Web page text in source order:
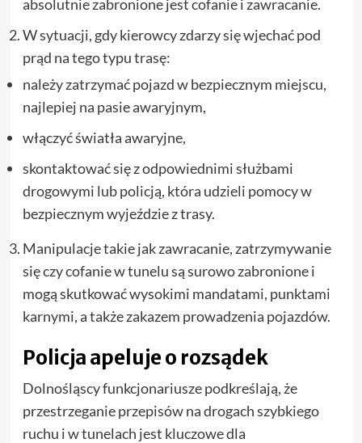
absolutnie zabronione jest cofanie i zawracanie.
W sytuacji, gdy kierowcy zdarzy się wjechać pod
prąd na tego typu trasę:
należy zatrzymać pojazd w bezpiecznym miejscu,
najlepiej na pasie awaryjnym,
włączyć światła awaryjne,
skontaktować się z odpowiednimi służbami
drogowymi lub policją, która udzieli pomocy w
bezpiecznym wyjeździe z trasy.
Manipulacje takie jak zawracanie, zatrzymywanie
się czy cofanie w tunelu są surowo zabronione i
mogą skutkować wysokimi mandatami, punktami
karnymi, a także zakazem prowadzenia pojazdów.
Policja apeluje o rozsądek
Dolnośląscy funkcjonariusze podkreślają, że
przestrzeganie przepisów na drogach szybkiego
ruchu i w tunelach jest kluczowe dla